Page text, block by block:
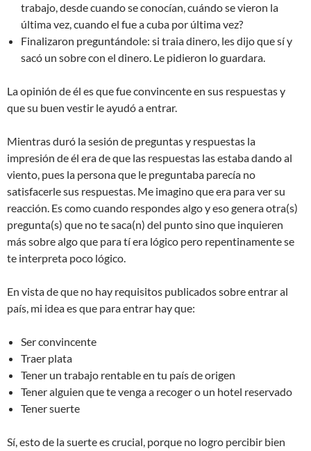
trabajo, desde cuando se conocían, cuándo se vieron la
última vez, cuando el fue a cuba por última vez?
Finalizaron preguntándole: si traia dinero, les dijo que sí y
sacó un sobre con el dinero. Le pidieron lo guardara.
La opinión de él es que fue convincente en sus respuestas y
que su buen vestir le ayudó a entrar.
Mientras duró la sesión de preguntas y respuestas la
impresión de él era de que las respuestas las estaba dando al
viento, pues la persona que le preguntaba parecía no
satisfacerle sus respuestas. Me imagino que era para ver su
reacción. Es como cuando respondes algo y eso genera otra(s)
pregunta(s) que no te saca(n) del punto sino que inquieren
más sobre algo que para tí era lógico pero repentinamente se
te interpreta poco lógico.
En vista de que no hay requisitos publicados sobre entrar al
país, mi idea es que para entrar hay que:
Ser convincente
Traer plata
Tener un trabajo rentable en tu país de origen
Tener alguien que te venga a recoger o un hotel reservado
Tener suerte
Sí, esto de la suerte es crucial, porque no logro percibir bien